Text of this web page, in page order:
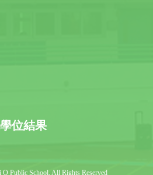
位結果
Public School, All Rights Reserved